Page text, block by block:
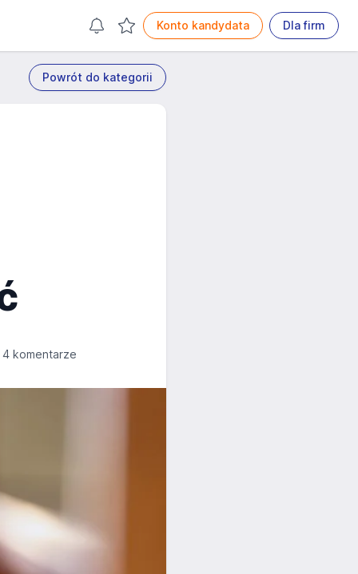
Konto kandydata Dla firm
Powrót do kategorii
4 komentarze